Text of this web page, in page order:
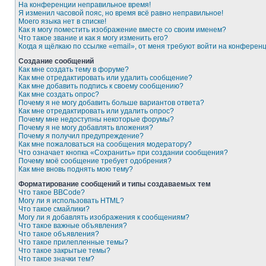
На конференции неправильное время!
Я изменил часовой пояс, но время всё равно неправильное!
Моего языка нет в списке!
Как я могу поместить изображение вместе со своим именем?
Что такое звание и как я могу изменить его?
Когда я щёлкаю по ссылке «email», от меня требуют войти на
Создание сообщений
Как мне создать тему в форуме?
Как мне отредактировать или удалить сообщение?
Как мне добавить подпись к своему сообщению?
Как мне создать опрос?
Почему я не могу добавить больше вариантов ответа?
Как мне отредактировать или удалить опрос?
Почему мне недоступны некоторые форумы?
Почему я не могу добавлять вложения?
Почему я получил предупреждение?
Как мне пожаловаться на сообщения модератору?
Что означает кнопка «Сохранить» при создании сообщения?
Почему моё сообщение требует одобрения?
Как мне вновь поднять мою тему?
Форматирование сообщений и типы создаваемых тем
Что такое BBCode?
Могу ли я использовать HTML?
Что такое смайлики?
Могу ли я добавлять изображения к сообщениям?
Что такое важные объявления?
Что такое объявления?
Что такое прилепленные темы?
Что такое закрытые темы?
Что такое значки тем?